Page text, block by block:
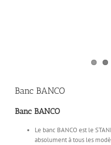
Banc BANCO
Banc BANCO
Le banc BANCO est le
absolument à tous les